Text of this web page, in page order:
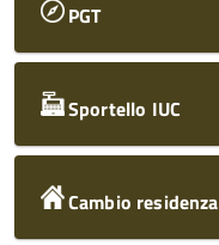
PGT
Sportello IUC
Cambio residenza